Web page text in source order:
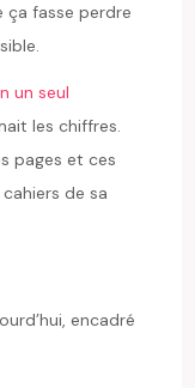
ça fasse perdre
un seul
les chiffres.
pages et ces
de sa
encadré